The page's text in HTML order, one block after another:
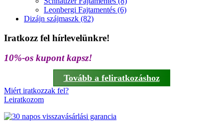
Leonbergi Fajtamentés (6)
Dizájn szájmaszk (82)
Iratkozz fel hírlevelünkre!
10%-os kupont kapsz!
Tovább a feliratkozáshoz
Miért iratkozzak fel?
Leiratkozom